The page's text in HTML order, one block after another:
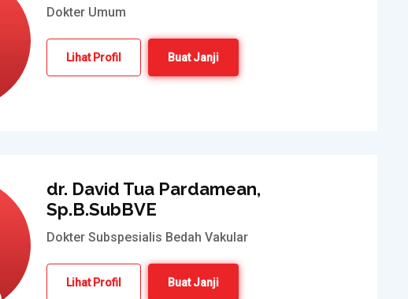
Dokter Umum
Lihat Profil Buat Janji
dr. David Tua Pardamean,
Sp.B.SubBVE
Dokter Subspesialis Bedah Vakular
Lihat Profil Buat Janji